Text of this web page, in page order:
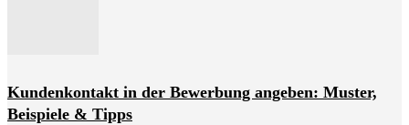
Kundenkontakt in der Bewerbung angeben: Muster,
Beispiele & Tipps